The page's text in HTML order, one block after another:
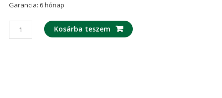
Garancia: 6 hónap
akku/akkumulátor
Kosárba teszem